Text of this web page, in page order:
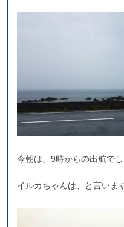
今朝は、9時からの出航で
イルカちゃんは、と言いま